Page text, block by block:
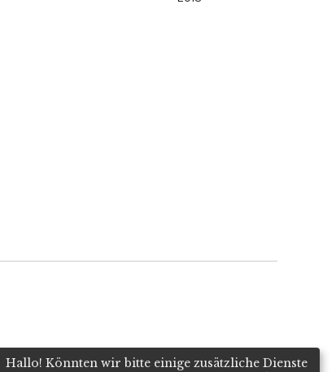
Hallo! Könnten wir bitte einige zusätzliche Dienste